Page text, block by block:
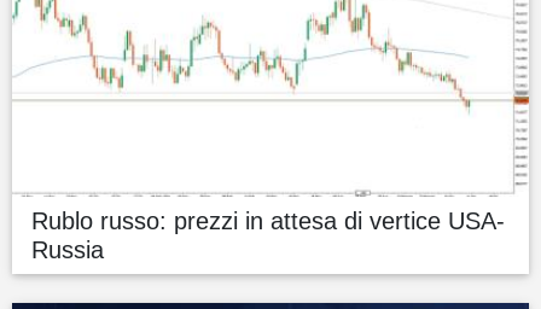
Rublo russo: prezzi in attesa di vertice USA-
Russia